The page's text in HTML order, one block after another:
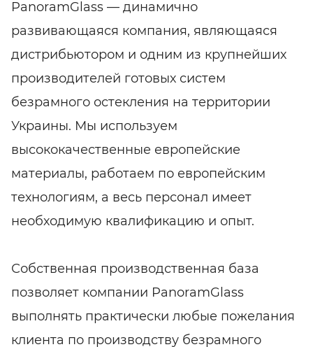
PanoramGlass — динамично
развивающаяся компания, являющаяся
дистрибьютором и одним из крупнейших
производителей готовых систем
безрамного остекления на территории
Украины. Мы используем
высококачественные европейские
материалы, работаем по европейским
технологиям, а весь персонал имеет
необходимую квалификацию и опыт.
Собственная производственная база
позволяет компании PanoramGlass
выполнять практически любые пожелания
клиента по производству безрамного